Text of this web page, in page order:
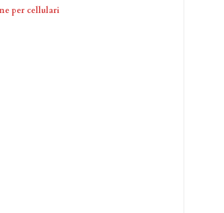
per cellulari